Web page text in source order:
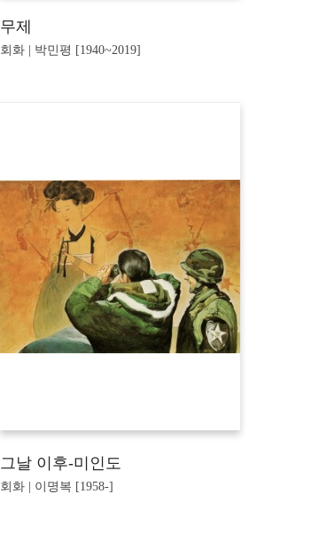
무제
회화 | 박민평 [1940~2019]
그날 이후-미인도
회화 | 이명복 [1958-]